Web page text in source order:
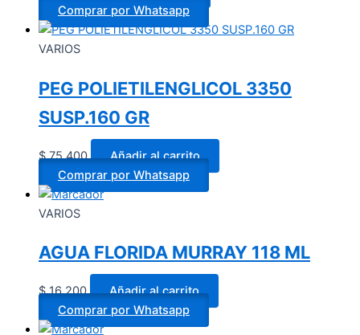
Comprar por Whatsapp
VARIOS
PEG POLIETILENGLICOL 3350
SUSP.160 GR
$75.400
Añadir al carrito
Comprar por Whatsapp
VARIOS
AGUA FLORIDA MURRAY 118 ML
$16.200
Añadir al carrito
Comprar por Whatsapp